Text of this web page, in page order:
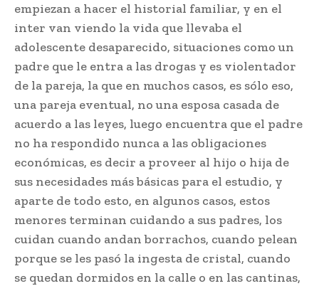
empiezan a hacer el historial familiar, y en el
inter van viendo la vida que llevaba el
adolescente desaparecido, situaciones como un
padre que le entra a las drogas y es violentador
de la pareja, la que en muchos casos, es sólo eso,
una pareja eventual, no una esposa casada de
acuerdo a las leyes, luego encuentra que el padre
no ha respondido nunca a las obligaciones
económicas, es decir a proveer al hijo o hija de
sus necesidades más básicas para el estudio, y
aparte de todo esto, en algunos casos, estos
menores terminan cuidando a sus padres, los
cuidan cuando andan borrachos, cuando pelean
porque se les pasó la ingesta de cristal, cuando
se quedan dormidos en la calle o en las cantinas,